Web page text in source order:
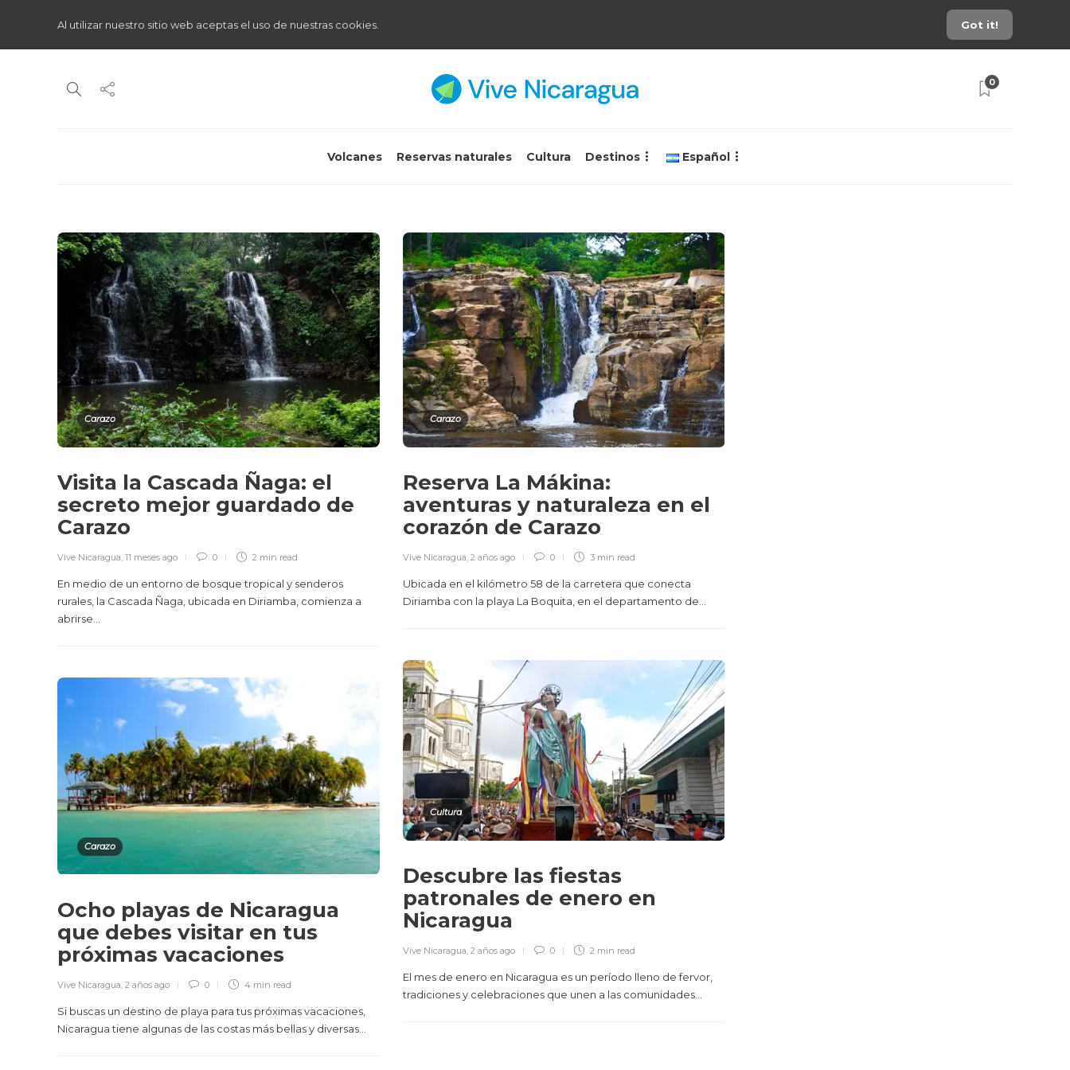
Al utilizar nuestro sitio web aceptas el uso de nuestras cookies. Got it!
0
Volcanes Reservas naturales Cultura Destinos Español
Carazo
Visita la Cascada Ñaga: el
secreto mejor guardado de
Carazo
Vive Nicaragua 11 meses ago 0 2 min read
En medio de un entorno de bosque tropical y senderos
rurales, la Cascada Ñaga, ubicada en Diriamba, comienza a
abrirse...
Carazo
Reserva La Mákina:
aventuras y naturaleza en el
corazón de Carazo
Vive Nicaragua 2 años ago 0 3 min read
Ubicada en el kilómetro 58 de la carretera que conecta
Diriamba con la playa La Boquita, en el departamento de...
Cultura
Descubre las fiestas
patronales de enero en
Nicaragua
Vive Nicaragua, 2 años ago 0 2 min read
El mes de enero en Nicaragua es un período lleno de fervor,
tradiciones y celebraciones que unen a las comunidades...
Carazo
Ocho playas de Nicaragua
que debes visitar en tus
próximas vacaciones
Vive Nicaragua 2 años ago 0 4 min read
Si buscas un destino de playa para tus próximas vacaciones,
Nicaragua tiene algunas de las costas más bellas y diversas...